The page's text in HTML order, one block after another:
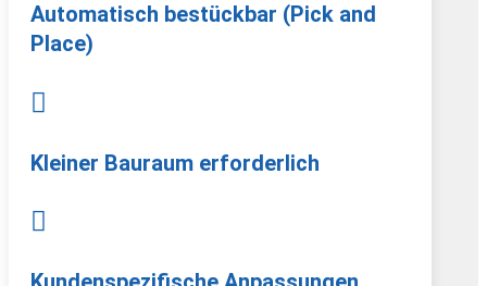
Automatisch bestückbar (Pick and
Place)

Kleiner Bauraum erforderlich
